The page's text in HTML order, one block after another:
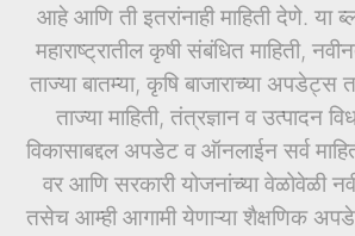
आहे आणि ती इतरांनाही माहिती देणे. या
महाराष्ट्रातील कृषी संबंधित माहिती,
ताज्या बातम्या, कृषि बाजाराच्या अपडेट्स
ताज्या माहिती, तंत्रज्ञान व उत्पादन
विकासाबद्दल अपडेट व ऑनलाईन सर्व
वर आणि सरकारी योजनांच्या वेळोवेळी
तसेच आम्ही आगामी येणाऱ्या शैक्षणिक